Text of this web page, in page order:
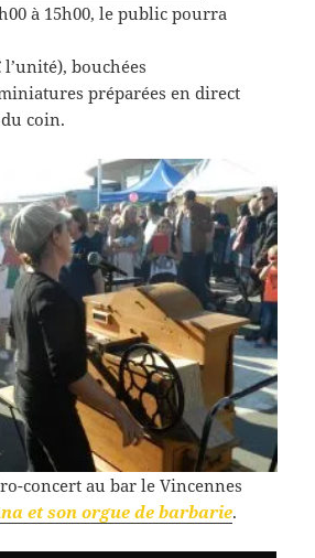
à 15h00, le public pourra
l’unité), bouchées
préparées en direct
coin.
concert au bar le Vincennes
et son orgue de barbarie.